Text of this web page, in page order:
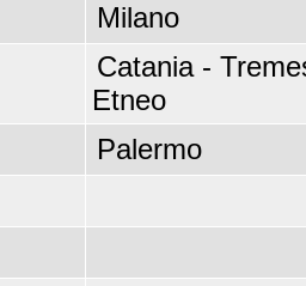
Milano
Catania -
Etneo
Palermo